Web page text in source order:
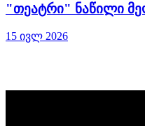
"თეატრი" ნაწილი
15 ივლ 2026